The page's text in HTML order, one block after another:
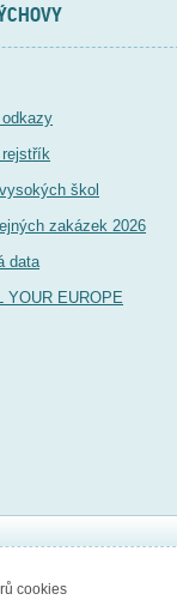
odkazy
škol
zakázek 2026
data
YOUR EUROPE
cookies